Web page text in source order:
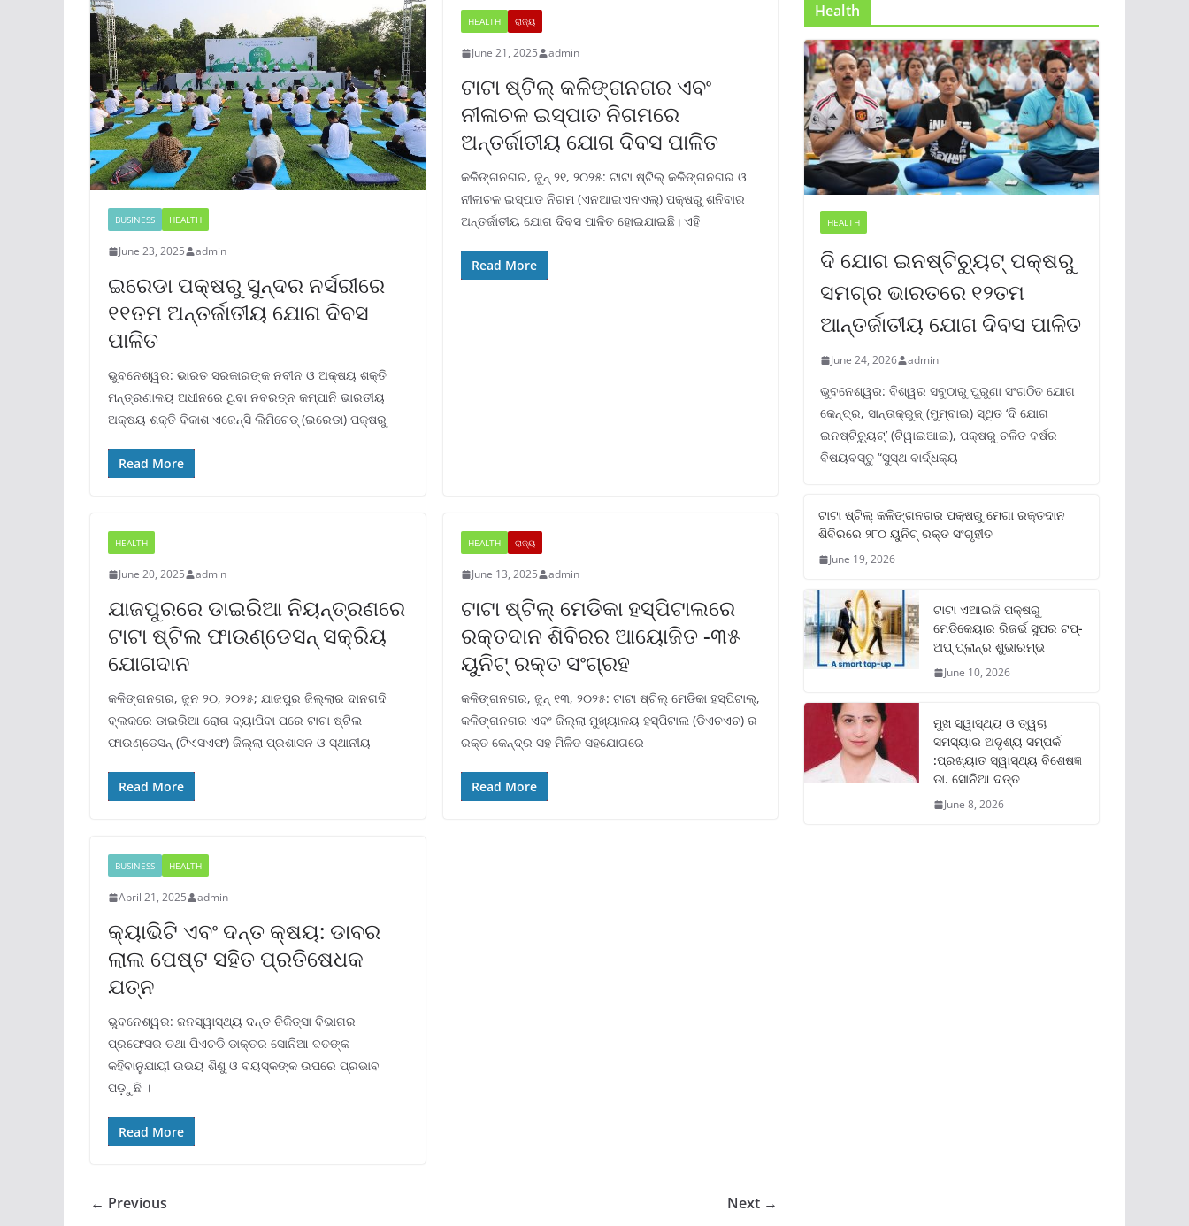
BUSINESS HEALTH
June 23, 2025 admin
ଇରେଡା ପକ୍ଷରୁ ସୁନ୍ଦର ନର୍ସରୀରେ
୧୧ତମ ଅନ୍ତର୍ଜାତୀୟ ଯୋଗ ଦିବସ
ପାଳିତ
ଭୁବନେଶ୍ୱର: ଭାରତ ସରକାରଙ୍କ ନବୀନ ଓ ଅକ୍ଷୟ ଶକ୍ତି
ମନ୍ତ୍ରଣାଳୟ ଅଧୀନରେ ଥିବା ନବରତ୍ନ କମ୍ପାନି ଭାରତୀୟ
ଅକ୍ଷୟ ଶକ୍ତି ବିକାଶ ଏଜେନ୍ସି ଲିମିଟେଡ୍ (ଇରେଡା) ପକ୍ଷରୁ
Read More
HEALTH ରାଜ୍ୟ
June 21, 2025 admin
ଟାଟା ଷ୍ଟିଲ୍ କଳିଙ୍ଗନଗର ଏବଂ
ନୀଳାଚଳ ଇସ୍ପାତ ନିଗମରେ
ଅନ୍ତର୍ଜାତୀୟ ଯୋଗ ଦିବସ ପାଳିତ
କଳିଙ୍ଗନଗର, ଜୁନ୍ ୨୧, ୨୦୨୫: ଟାଟା ଷ୍ଟିଲ୍ କଳିଙ୍ଗନଗର ଓ
ନୀଳାଚଳ ଇସ୍ପାତ ନିଗମ (ଏନଆଇଏନଏଲ୍‌) ପକ୍ଷରୁ ଶନିବାର
ଅନ୍ତର୍ଜାତୀୟ ଯୋଗ ଦିବସ ପାଳିତ ହୋଇଯାଇଛି। ଏହି
Read More
HEALTH
June 20, 2025 admin
ଯାଜପୁରରେ ଡାଇରିଆ ନିୟନ୍ତ୍ରଣରେ
ଟାଟା ଷ୍ଟିଲ ଫାଉଣ୍ଡେସନ୍ ସକ୍ରିୟ
ଯୋଗଦାନ
କଳିଙ୍ଗନଗର, ଜୁନ ୨୦, ୨୦୨୫; ଯାଜପୁର ଜିଲ୍ଲାର ଦାନଗଦି
ବ୍ଲକରେ ଡାଇରିଆ ରୋଗ ବ୍ୟାପିବା ପରେ ଟାଟା ଷ୍ଟିଲ
ଫାଉଣ୍ଡେସନ୍ (ଟିଏସଏଫ) ଜିଲ୍ଲା ପ୍ରଶାସନ ଓ ସ୍ଥାନୀୟ
Read More
HEALTH ରାଜ୍ୟ
June 13, 2025 admin
ଟାଟା ଷ୍ଟିଲ୍ ମେଡିକା ହସ୍ପିଟାଲରେ
ରକ୍ତଦାନ ଶିବିରର ଆୟୋଜିତ -୩୫
ୟୁନିଟ୍ ରକ୍ତ ସଂଗ୍ରହ
କଳିଙ୍ଗନଗର, ଜୁନ୍ ୧୩, ୨୦୨୫: ଟାଟା ଷ୍ଟିଲ୍ ମେଡିକା ହସ୍ପିଟାଲ୍,
କଳିଙ୍ଗନଗର ଏବଂ ଜିଲ୍ଲା ମୁଖ୍ୟାଳୟ ହସ୍ପିଟାଲ (ଡିଏଚଏଚ) ର
ରକ୍ତ କେନ୍ଦ୍ର ସହ ମିଳିତ ସହଯୋଗରେ
Read More
BUSINESS HEALTH
April 21, 2025 admin
କ୍ୟାଭିଟି ଏବଂ ଦନ୍ତ କ୍ଷୟ: ଡାବର
ଲାଲ ପେଷ୍ଟ ସହିତ ପ୍ରତିଷେଧକ
ଯତ୍ନ
ଭୁବନେଶ୍ୱର: ଜନସ୍ୱାସ୍ଥ୍ୟ ଦନ୍ତ ଚିକିତ୍ସା ବିଭାଗର
ପ୍ରଫେସର ତଥା ପିଏଚଡି ଡାକ୍ତର ସୋନିଆ ଦତଙ୍କ
କହିବାନୁଯାୟୀ ଉଭୟ ଶିଶୁ ଓ ବୟସ୍କଙ୍କ ଉପରେ ପ୍ରଭାବ
ପଡ଼ୁଛି ।
Read More
← Previous Next →
Health
HEALTH
ଦି ଯୋଗ ଇନଷ୍ଟିଚ୍ୟୁଟ୍ ପକ୍ଷରୁ
ସମଗ୍ର ଭାରତରେ ୧୨ତମ
ଆନ୍ତର୍ଜାତୀୟ ଯୋଗ ଦିବସ ପାଳିତ
June 24, 2026 admin
ଭୁବନେଶ୍ୱର: ବିଶ୍ୱର ସବୁଠାରୁ ପୁରୁଣା ସଂଗଠିତ ଯୋଗ
କେନ୍ଦ୍ର, ସାନ୍ତାକ୍ରୁଜ୍ (ମୁମ୍ବାଇ) ସ୍ଥିତ ‘ଦି ଯୋଗ
ଇନଷ୍ଟିଚ୍ୟୁଟ୍‌’ (ଟିୱାଇଆଇ), ପକ୍ଷରୁ ଚଳିତ ବର୍ଷର
ବିଷୟବସ୍ତୁ “ସୁସ୍ଥ ବାର୍ଦ୍ଧକ୍ୟ
ଟାଟା ଷ୍ଟିଲ୍‌ କଳିଙ୍ଗନଗର ପକ୍ଷରୁ ମେଗା ରକ୍ତଦାନ
ଶିବିରରେ ୨୮୦ ୟୁନିଟ୍‌ ରକ୍ତ ସଂଗୃହୀତ
June 19, 2026
ଟାଟା ଏଆଇଜି ପକ୍ଷରୁ
ମେଡିକେୟାର ରିଜର୍ଭ ସୁପର ଟପ୍‌-
ଅପ୍ ପ୍ଲାନ୍‌ର ଶୁଭାରମ୍ଭ
June 10, 2026
ମୁଖ ସ୍ୱାସ୍ଥ୍ୟ ଓ ତ୍ୱଚା
ସମସ୍ୟାର ଅଦୃଶ୍ୟ ସମ୍ପର୍କ
:ପ୍ରଖ୍ୟାତ ସ୍ୱାସ୍ଥ୍ୟ ବିଶେଷଜ୍ଞ
ଡା. ସୋନିଆ ଦତ୍ତ
June 8, 2026